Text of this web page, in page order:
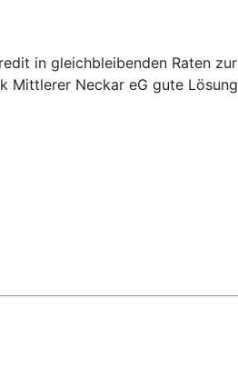
in gleichbleibenden Raten
Mittlerer Neckar eG gute